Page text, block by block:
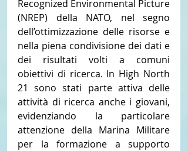
Recognized Environmental Picture
(NREP) della NATO, nel segno
dell’ottimizzazione delle risorse e
nella piena condivisione dei dati e
dei risultati volti a comuni
obiettivi di ricerca. In High North
21 sono stati parte attiva delle
attività di ricerca anche i giovani,
evidenziando la particolare
attenzione della Marina Militare
per la formazione a supporto